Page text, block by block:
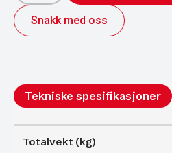
352
Vippeplan
Karmer
Snakk med oss
Tekniske spesifikasjoner
Totalvekt (kg)